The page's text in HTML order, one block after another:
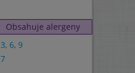
Obsahuje alergeny
3, 6, 9
7